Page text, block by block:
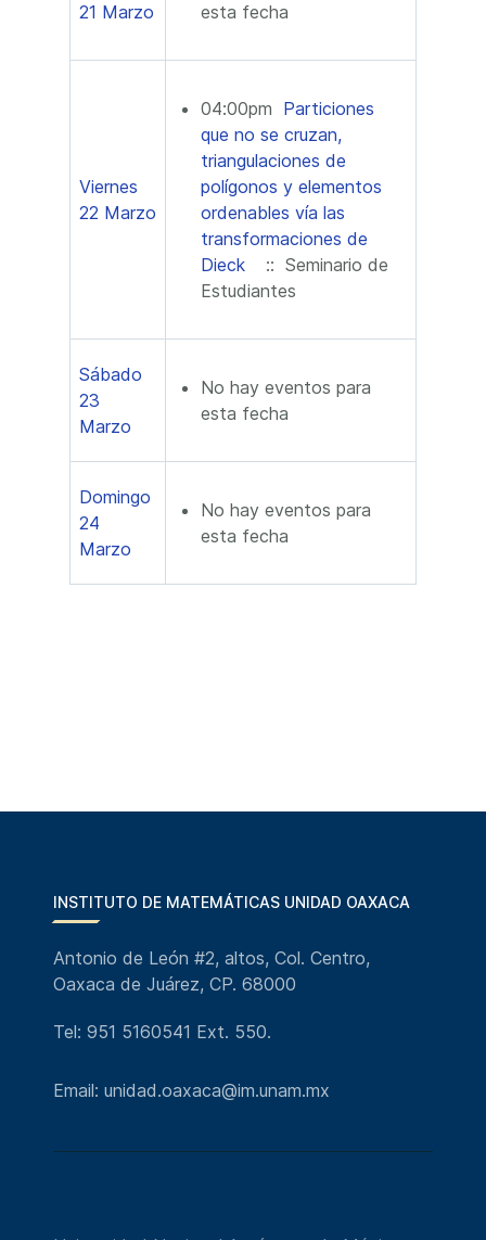
21 Marzo
esta fecha
Viernes
22 Marzo
04:00pm Particiones
que no se cruzan,
triangulaciones de
polígonos y elementos
ordenables vía las
transformaciones de
Dieck
:: Seminario de
Estudiantes
Sábado
23
Marzo
No hay eventos para
esta fecha
Domingo
24
Marzo
No hay eventos para
esta fecha
INSTITUTO DE MATEMÁTICAS UNIDAD OAXACA
Antonio de León #2, altos, Col. Centro,
Oaxaca de Juárez, CP. 68000
Tel: 951 5160541 Ext. 550.
Email: unidad.oaxaca@im.unam.mx